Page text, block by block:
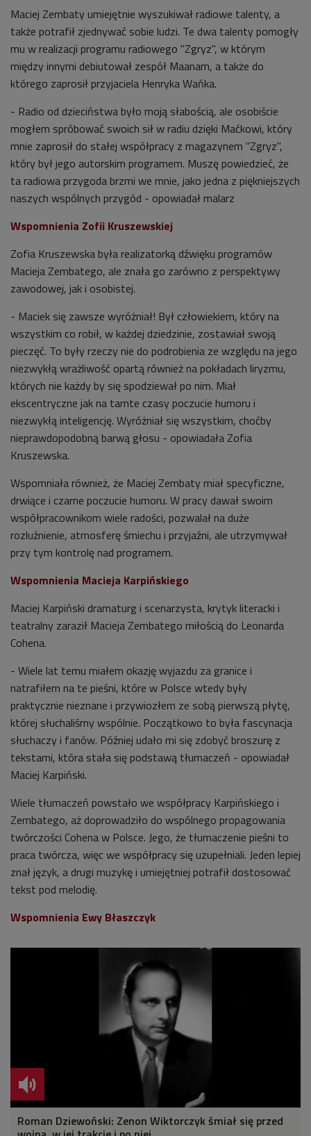
Maciej Zembaty umiejętnie wyszukiwał radiowe talenty, a
także potrafił zjednywać sobie ludzi. Te dwa talenty pomogły
mu w realizacji programu radiowego "Zgryz", w którym
między innymi debiutował zespół Maanam, a także do
którego zaprosił przyjaciela Henryka Wańka.
- Radio od dzieciństwa było moją słabością, ale osobiście
mogłem spróbować swoich sił w radiu dzięki Maćkowi, który
mnie zaprosił do stałej współpracy z magazynem "Zgryz",
który był jego autorskim programem. Muszę powiedzieć, że
ta radiowa przygoda brzmi we mnie, jako jedna z piękniejszych
naszych wspólnych przygód - opowiadał malarz
Wspomnienia Zofii Kruszewskiej
Zofia Kruszewska była realizatorką dźwięku programów
Macieja Zembatego, ale znała go zarówno z perspektywy
zawodowej, jak i osobistej.
- Maciek się zawsze wyróżniał! Był człowiekiem, który na
wszystkim co robił, w każdej dziedzinie, zostawiał swoją
pieczęć. To były rzeczy nie do podrobienia ze względu na jego
niezwykłą wrażliwość opartą również na pokładach liryzmu,
których nie każdy by się spodziewał po nim. Miał
ekscentryczne jak na tamte czasy poczucie humoru i
niezwykłą inteligencję. Wyróżniał się wszystkim, choćby
nieprawdopodobną barwą głosu - opowiadała Zofia
Kruszewska.
Wspomniała również, że Maciej Zembaty miał specyficzne,
drwiące i czarne poczucie humoru. W pracy dawał swoim
współpracownikom wiele radości, pozwalał na duże
rozluźnienie, atmosferę śmiechu i przyjaźni, ale utrzymywał
przy tym kontrolę nad programem.
Wspomnienia Macieja Karpińskiego
Maciej Karpiński dramaturg i scenarzysta, krytyk literacki i
teatralny zaraził Macieja Zembatego miłością do Leonarda
Cohena.
- Wiele lat temu miałem okazję wyjazdu za granice i
natrafiłem na te pieśni, które w Polsce wtedy były
praktycznie nieznane i przywiozłem ze sobą pierwszą płytę,
której słuchaliśmy wspólnie. Początkowo to była fascynacja
słuchaczy i fanów. Później udało mi się zdobyć broszurę z
tekstami, która stała się podstawą tłumaczeń - opowiadał
Maciej Karpiński.
Wiele tłumaczeń powstało we współpracy Karpińskiego i
Zembatego, aż doprowadziło do wspólnego propagowania
twórczości Cohena w Polsce. Jego, że tłumaczenie pieśni to
praca twórcza, więc we współpracy się uzupełniali. Jeden lepiej
znał język, a drugi muzykę i umiejętniej potrafił dostosować
tekst pod melodię.
Wspomnienia Ewy Błaszczyk
Roman Dziewoński: Zenon Wiktorczyk śmiał się przed